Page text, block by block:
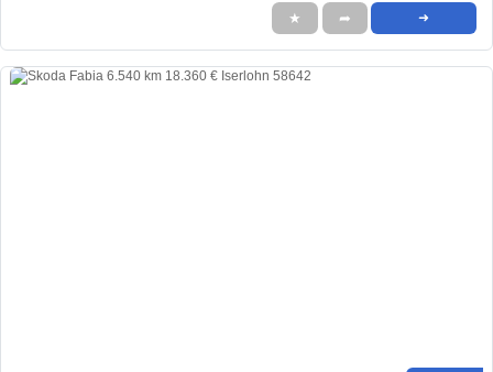
★ ➦ ➜